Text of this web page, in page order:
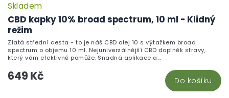
CBD kapky 10% broad spectrum, 10 ml - Klidný
režim
Skladem
649 Kč Do košíku
Zlatá střední cesta - to je náš CBD olej 10 s výtažkem broad
spectrum o objemu 10 ml. Nejuniverzálnější CBD doplněk stravy,
který vám efektivně pomůže. Snadná aplikace a...